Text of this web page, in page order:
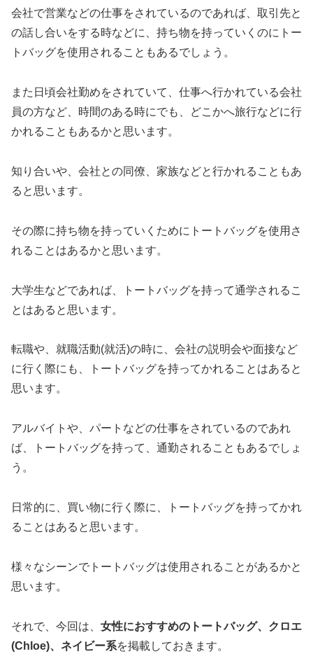
会社で営業などの仕事をされているのであれば、取引先と
の話し合いをする時などに、持ち物を持っていくのにトー
トバッグを使用されることもあるでしょう。
また日頃会社勤めをされていて、仕事へ行かれている会社
員の方など、時間のある時にでも、どこかへ旅行などに行
かれることもあるかと思います。
知り合いや、会社との同僚、家族などと行かれることもあ
ると思います。
その際に持ち物を持っていくためにトートバッグを使用さ
れることはあるかと思います。
大学生などであれば、トートバッグを持って通学されるこ
とはあると思います。
転職や、就職活動(就活)の時に、会社の説明会や面接など
に行く際にも、トートバッグを持ってかれることはあると
思います。
アルバイトや、パートなどの仕事をされているのであれ
ば、トートバッグを持って、通勤されることもあるでしょ
う。
日常的に、買い物に行く際に、トートバッグを持ってかれ
ることはあると思います。
様々なシーンでトートバッグは使用されることがあるかと
思います。
それで、今回は、 女性におすすめのトートバッグ、クロエ
(Chloe)、ネイビー系を掲載しておきます。